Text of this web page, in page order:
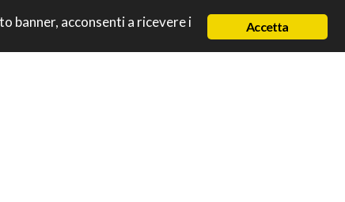
Accetta
banner, acconsenti a ricevere i